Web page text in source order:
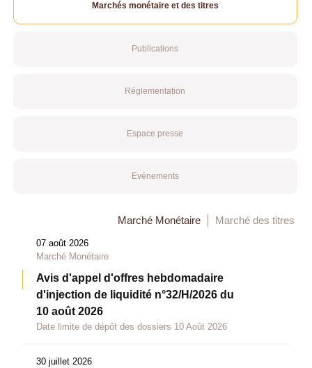
Marchés monétaire et des titres
Publications
Réglementation
Espace presse
Evénements
Marché Monétaire Marché des titres
07 août 2026
Marché Monétaire
Avis d'appel d'offres hebdomadaire
d'injection de liquidité n°32/H/2026 du
10 août 2026
Date limite de dépôt des dossiers 10 Août 2026
30 juillet 2026